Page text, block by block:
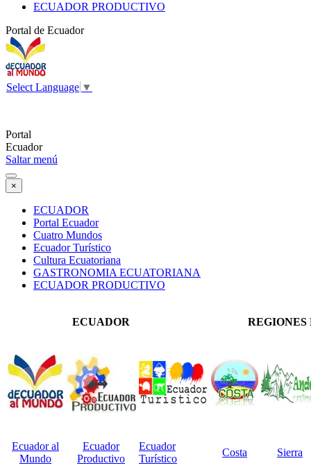
ECUADOR PRODUCTIVO
Portal de Ecuador
Select Language ▼
Portal
Ecuador
Saltar menú
×
ECUADOR
Portal Ecuador
Cuatro Mundos
Ecuador Turístico
Cultura Ecuatoriana
GASTRONOMIA ECUATORIANA
ECUADOR PRODUCTIVO
ECUADOR
Ecuador al
Mundo
Ecuador
Productivo
Ecuador
Turístico
Costa Sierra